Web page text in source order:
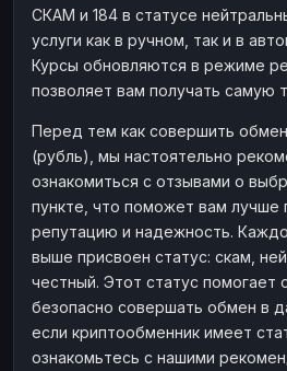
НАЛИЧНЫЕ
Наличные
Наличные USD
Наличные
СКАМ и 184 в статусе
услуги как в ручном, так и в
Курсы обновляются в режиме
позволяет вам получать самую
Перед тем как совершить обмен
(рубль), мы настоятельно
ознакомиться с отзывами о
пункте, что поможет вам лучше
репутацию и надежность.
выше присвоен статус: скам,
честный. Этот статус помогает
безопасно совершать обмен в
если криптообменник имеет
ознакомьтесь с нашими